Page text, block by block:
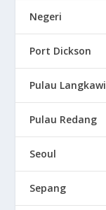
Negeri
Port Dickson
Pulau Langkawi
Pulau Redang
Seoul
Sepang